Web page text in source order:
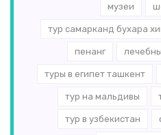
музеи
тур самарканд бухара
пенанг
туры в египет ташкент
тур на мальдивы
тур в узбекистан